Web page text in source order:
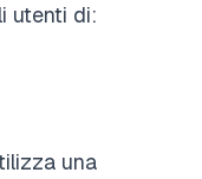
utenti di:
una